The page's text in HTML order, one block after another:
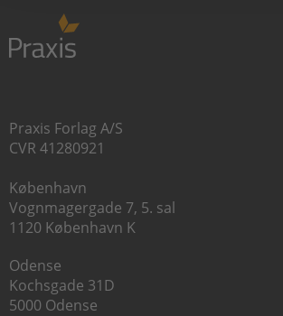
Praxis Forlag A/S
CVR 41280921
København
Vognmagergade 7, 5. sal
1120 København K
Odense
Kochsgade 31D
5000 Odense